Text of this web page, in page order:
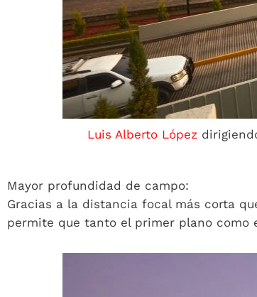
Luis Alberto López
Mayor profundidad de campo:
Gracias a la distancia focal más corta
permite que tanto el primer plano como